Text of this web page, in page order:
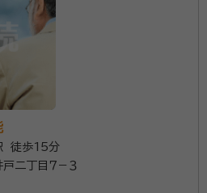
に関するものから、人権擁護に
いました。 ■ご相談い
と ・じっくりお話を伺います
りやすい言葉」で対応いたしま
業務整理等、ご納得いただける
宮城県、岩
、山形県新庄周辺・最上地方
談料はいただきません。 電話
/ 行政書士
徒歩15分
二丁目７－３